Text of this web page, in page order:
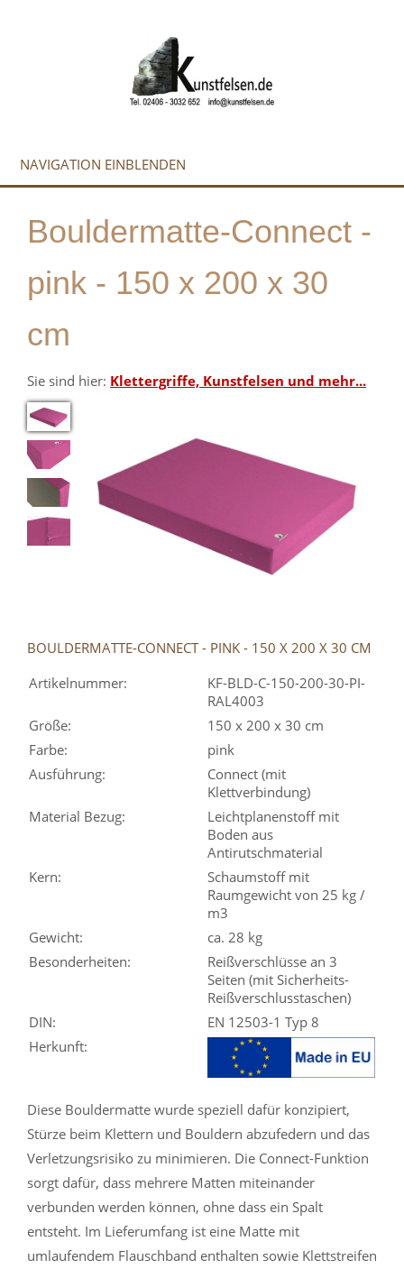
NAVIGATION EINBLENDEN
Bouldermatte-Connect -
pink - 150 x 200 x 30
cm
Sie sind hier: Klettergriffe, Kunstfelsen und mehr...
BOULDERMATTE-CONNECT - PINK - 150 X 200 X 30 CM
Artikelnummer:
KF-BLD-C-150-200-30-PI-
RAL4003
Größe:
150 x 200 x 30 cm
Farbe:
pink
Ausführung:
Connect (mit
Klettverbindung)
Material Bezug:
Leichtplanenstoff mit
Boden aus
Antirutschmaterial
Kern:
Schaumstoff mit
Raumgewicht von 25 kg /
m3
Gewicht:
ca. 28 kg
Besonderheiten:
Reißverschlüsse an 3
Seiten (mit Sicherheits-
Reißverschlusstaschen)
DIN:
EN 12503-1 Typ 8
Herkunft:
Diese Bouldermatte wurde speziell dafür konzipiert,
Stürze beim Klettern und Bouldern abzufedern und das
Verletzungsrisiko zu minimieren. Die Connect-Funktion
sorgt dafür, dass mehrere Matten miteinander
verbunden werden können, ohne dass ein Spalt
entsteht. Im Lieferumfang ist eine Matte mit
umlaufendem Flauschband enthalten sowie Klettstreifen